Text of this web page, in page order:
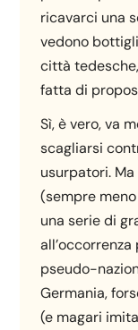
ricavarci una
vedono
città
fatta di
Sì, è vero, va
scagliarsi
usurpatori.
(sempre
una serie di
pseudo-
Germania,
(e magari